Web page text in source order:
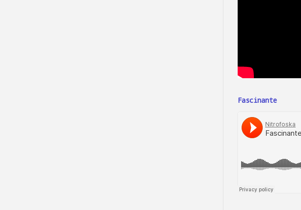
Fascinante